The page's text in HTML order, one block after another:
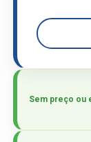
Sem preço ou